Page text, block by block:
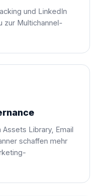
und LinkedIn
zur Multichannel-
Library, Email
schaffen mehr